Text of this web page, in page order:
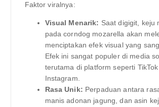
Faktor viralnya:
Visual Menarik: Saat digigit, keju
pada corndog mozarella akan
menciptakan efek visual yang
Efek ini sangat populer di media
terutama di platform seperti
Instagram.
Rasa Unik: Perpaduan antara
manis adonan jagung, dan asin